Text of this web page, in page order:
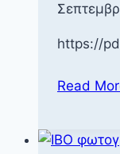
https://
Read